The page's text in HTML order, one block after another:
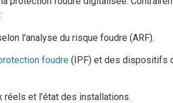
l'analyse du risque foudre (ARF).
foudre (IPF) et des dispositifs
réels et l'état des installations.